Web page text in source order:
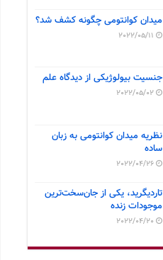
میدان کوانتومی چگونه کشف شد؟
2022/05/11
جنسیت بیولوژیکی از دیدگاه علم
2022/05/02
نظریه میدان کوانتومی به زبان
ساده
2022/04/26
تاردیگرید، یکی از جان‌سخت‌ترین
موجودات زنده
2022/04/20